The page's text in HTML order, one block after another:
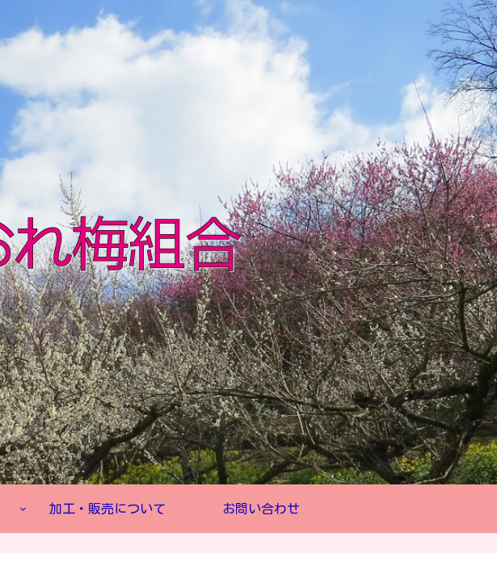
加工・販売について お問い合わせ